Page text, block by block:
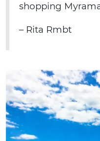
shopping
– Rita Rmbt